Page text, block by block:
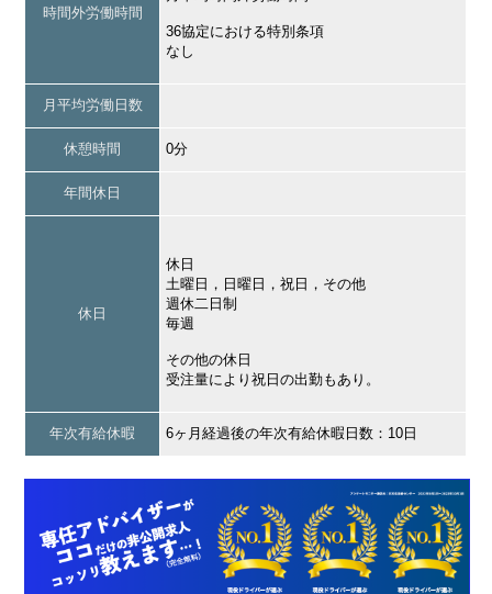
時間外労働時間
36協定における特別条項
なし
月平均労働日数
休憩時間 0分
年間休日
休日
休日
土曜日，日曜日，祝日，その他
週休二日制
毎週
その他の休日
受注量により祝日の出勤もあり。
年次有給休暇 6ヶ月経過後の年次有給休暇日数：10日